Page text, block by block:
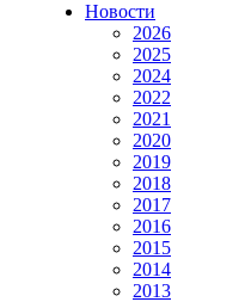
Новости
2026
2025
2024
2022
2021
2020
2019
2018
2017
2016
2015
2014
2013